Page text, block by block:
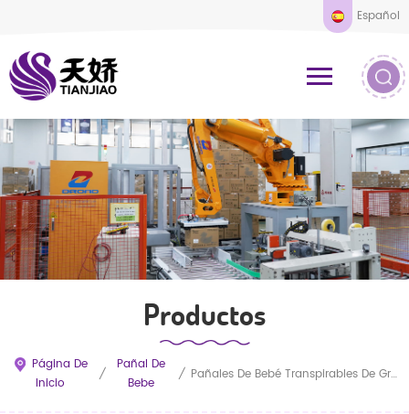
Español
Productos
Página De
Inicio
/
Pañal De
Bebe
/ Pañales De Bebé Transpirables De Gran Tamaño Premium